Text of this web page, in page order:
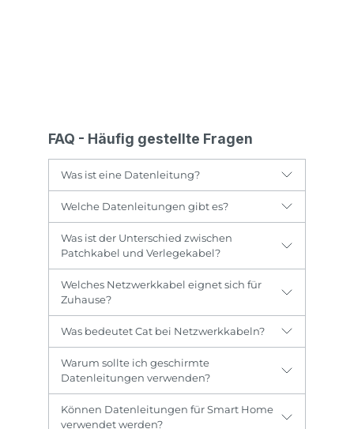
FAQ - Häufig gestellte Fragen
Was ist eine Datenleitung?
Welche Datenleitungen gibt es?
Was ist der Unterschied zwischen
Patchkabel und Verlegekabel?
Welches Netzwerkkabel eignet sich für
Zuhause?
Was bedeutet Cat bei Netzwerkkabeln?
Warum sollte ich geschirmte
Datenleitungen verwenden?
Können Datenleitungen für Smart Home
verwendet werden?